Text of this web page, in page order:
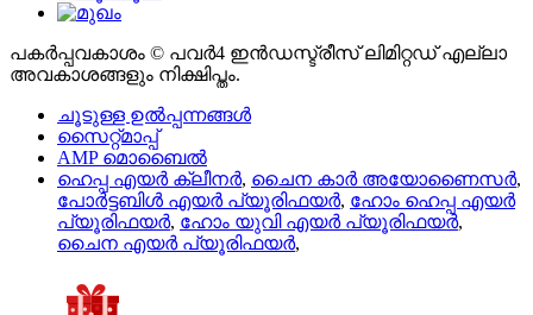
പകർപ്പവകാശം © പവർ4 ഇൻഡസ്ട്രീസ് ലിമിറ്റഡ് എല്ലാ
അവകാശങ്ങളും നിക്ഷിപ്തം.
ചൂടുള്ള ഉൽപ്പന്നങ്ങൾ
സൈറ്റ്മാപ്പ്
AMP മൊബൈൽ
ഹെപ്പ എയർ ക്ലീനർ, ചൈന കാർ അയോണൈസർ,
പോർട്ടബിൾ എയർ പ്യൂരിഫയർ, ഹോം ഹെപ്പ എയർ
പ്യൂരിഫയർ, ഹോം യുവി എയർ പ്യൂരിഫയർ,
ചൈന എയർ പ്യൂരിഫയർ,